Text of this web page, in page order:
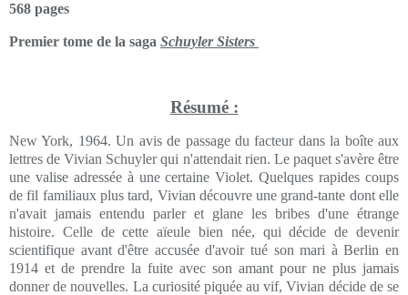
568 pages
Premier tome de la saga Schuyler Sisters
Résumé :
New York, 1964. Un avis de passage du facteur dans la boîte aux
lettres de Vivian Schuyler qui n'attendait rien. Le paquet s'avère être
une valise adressée à une certaine Violet. Quelques rapides coups
de fil familiaux plus tard, Vivian découvre une grand-tante dont elle
n'avait jamais entendu parler et glane les bribes d'une étrange
histoire. Celle de cette aïeule bien née, qui décide de devenir
scientifique avant d'être accusée d'avoir tué son mari à Berlin en
1914 et de prendre la fuite avec son amant pour ne plus jamais
donner de nouvelles. La curiosité piquée au vif, Vivian décide de se